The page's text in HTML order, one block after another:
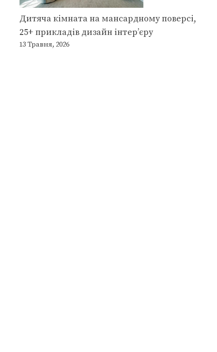
Дитяча кімната на мансардному поверсі,
25+ прикладів дизайн інтер’єру
13 Травня, 2026